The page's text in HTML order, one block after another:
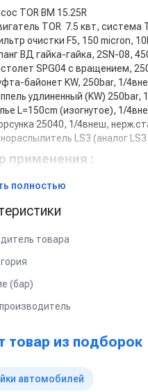
TOR BM 15.25R
TOR 7.5 квт, система
очистки F5, 150 micron,
ВД гайка-гайка, 2SN-08,
SPG04 с вращением,
байонет KW, 250bar, 1/
удлиненный (KW) 250bar,
L=150cm (изогнутое), 1/
25040, 1/4внеш,
LS3 (аналог
применения :
и дезинфекции легковых,
и санобработки
помещений
контейнерных площадок и
дезинфекционных и
полностью
товара
(бар)
товар из подборок
автомобилей